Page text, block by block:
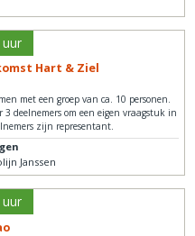
uur
Hart & Ziel
met een groep van ca. 10 personen.
3 deelnemers om een eigen vraagstuk in
zijn representant.
Janssen
uur